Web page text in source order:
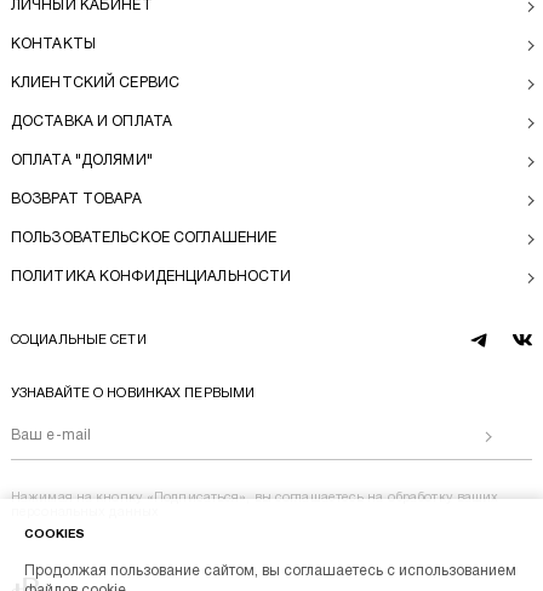
Перейти на главную
ЛИЧНЫЙ КАБИНЕТ
КОНТАКТЫ
КЛИЕНТСКИЙ СЕРВИС
ДОСТАВКА И ОПЛАТА
ОПЛАТА "ДОЛЯМИ"
ВОЗВРАТ ТОВАРА
ПОЛЬЗОВАТЕЛЬСКОЕ СОГЛАШЕНИЕ
ПОЛИТИКА КОНФИДЕНЦИАЛЬНОСТИ
СОЦИАЛЬНЫЕ СЕТИ
telegram
vk
УЗНАВАЙТЕ О НОВИНКАХ ПЕРВЫМИ
Нажимая на кнопку «Подписаться», вы соглашаетесь на обработку ваших
COOKIES
Продолжая пользование сайтом, вы соглашаетесь с использованием